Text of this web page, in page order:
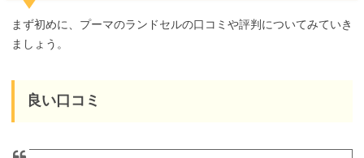
まず初めに、プーマのランドセルの口コミや評判についてみていき
ましょう。
良い口コミ